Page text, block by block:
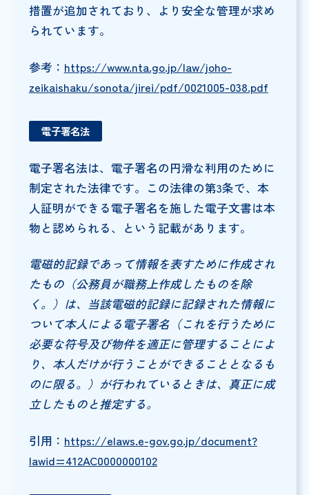
措置が追加されており、より安全な管理が求め
られています。
参考： https://www.nta.go.jp/law/joho-
zeikaishaku/sonota/jirei/pdf/0021005-038.pdf
電子署名法
電子署名法は、電子署名の円滑な利用のために
制定された法律です。この法律の第3条で、本
人証明ができる電子署名を施した電子文書は本
物と認められる、という記載があります。
電磁的記録であって情報を表すために作成され
たもの（公務員が職務上作成したものを除
く。）は、当該電磁的記録に記録された情報に
ついて本人による電子署名（これを行うために
必要な符号及び物件を適正に管理することによ
り、本人だけが行うことができることとなるも
のに限る。）が行われているときは、真正に成
立したものと推定する。
引用： https://elaws.e-gov.go.jp/document?
lawid=412AC0000000102